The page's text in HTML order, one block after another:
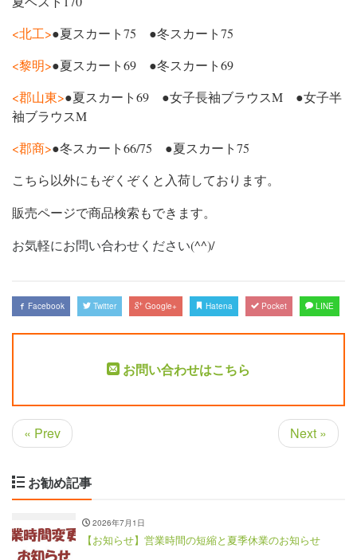
<北工>●夏スカート75 ●冬スカート75
<黎明>●夏スカート69 ●冬スカート69
<郡山東>●夏スカート69 ●女子長袖ブラウスM ●女子半
袖ブラウスM
<郡商>●冬スカート66/75 ●夏スカート75
こちら以外にもぞくぞくと入荷しております。
販売ページで商品検索もできます。
お気軽にお問い合わせください(^^)/
Facebook Twitter Google+ Hatena Pocket LINE
お問い合わせはこちら
« Prev Next »
お勧め記事
2026年7月1日
【お知らせ】営業時間の短縮と夏季休業のお知らせ